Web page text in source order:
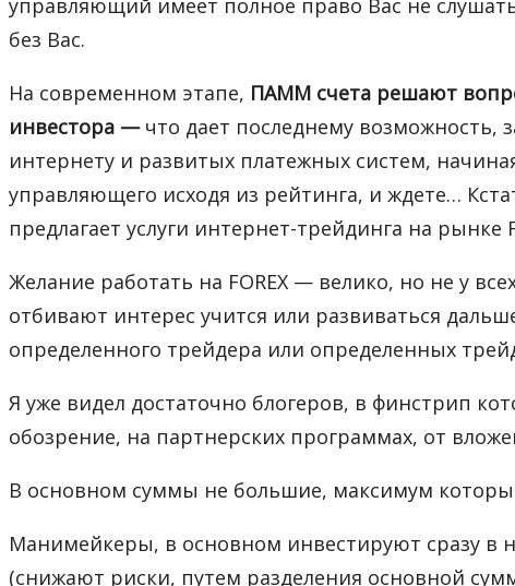
управляющий имеет полное право Вас не
без Вас.
На современном этапе, ПАММ счета решают
инвестора — что дает последнему возможность,
интернету и развитых платежных систем,
управляющего исходя из рейтинга, и ждете…
предлагает услуги интернет-трейдинга на
Желание работать на FOREX — велико, но не у
отбивают интерес учится или развиваться
определенного трейдера или определенных
Я уже видел достаточно блогеров, в финстрип
обозрение, на партнерских программах, от
В основном суммы не большие, максимум
Манимейкеры, в основном инвестируют сразу в
(снижают риски, путем разделения основной